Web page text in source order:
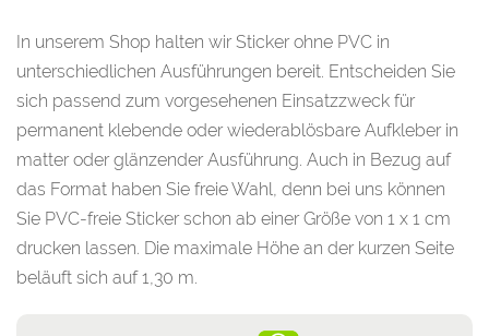
In unserem Shop halten wir Sticker ohne PVC in
unterschiedlichen Ausführungen bereit. Entscheiden Sie
sich passend zum vorgesehenen Einsatzzweck für
permanent klebende oder wiederablösbare Aufkleber in
matter oder glänzender Ausführung. Auch in Bezug auf
das Format haben Sie freie Wahl, denn bei uns können
Sie PVC-freie Sticker schon ab einer Größe von 1 x 1 cm
drucken lassen. Die maximale Höhe an der kurzen Seite
beläuft sich auf 1,30 m.